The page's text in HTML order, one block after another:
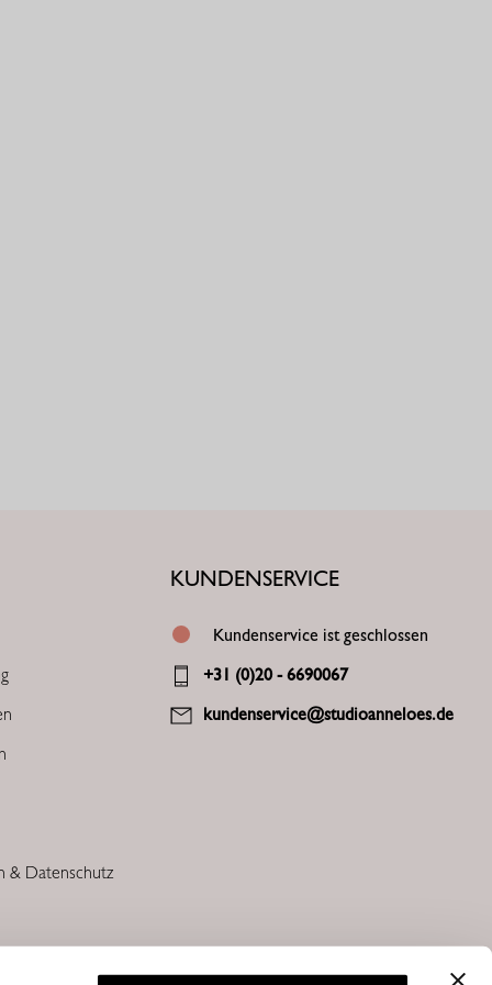
& Datenschutz
KUNDENSERVICE
Kundenservice ist geschlossen
+31 (0)20 - 6690067
kundenservice@studioanneloes.de